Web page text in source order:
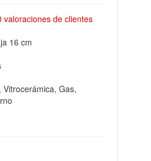
valoraciones de clientes
16 cm
Gas,